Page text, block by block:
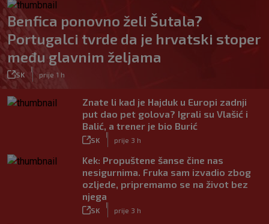
Benfica ponovno želi Šutala?
Portugalci tvrde da je hrvatski stoper
među glavnim željama
SK prije 1 h
Znate li kad je Hajduk u Europi zadnji
put dao pet golova? Igrali su Vlašić i
Balić, a trener je bio Burić
SK prije 3 h
Kek: Propuštene šanse čine nas
nesigurnima. Fruka sam izvadio zbog
ozljede, pripremamo se na život bez
njega
SK prije 3 h